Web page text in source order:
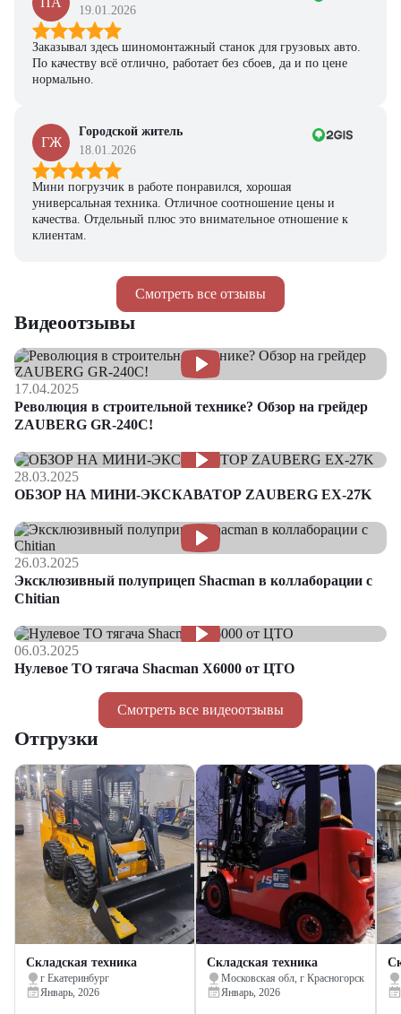
Смотреть все отзывы
19.01.2026
Заказывал здесь шиномонтажный станок для грузовых авто.
По качеству всё отлично, работает без сбоев, да и по цене
нормально.
ГЖ
Городской житель
18.01.2026
Мини погрузчик в работе понравился, хорошая
универсальная техника. Отличное соотношение цены и
качества. Отдельный плюс это внимательное отношение к
клиентам.
Смотреть все видеоотзывы
Видеоотзывы
17.04.2025
Революция в строительной технике? Обзор на грейдер
ZAUBERG GR-240C!
28.03.2025
ОБЗОР НА МИНИ-ЭКСКАВАТОР ZAUBERG EX-27K
26.03.2025
Эксклюзивный полуприцеп Shacman в коллаборации с
Chitian
06.03.2025
Нулевое ТО тягача Shacman Х6000 от ЦТО
Отгрузки
Складская техника
г Екатеринбург
Январь, 2026
Складская техника
Московская обл, г Красногорск
Январь, 2026